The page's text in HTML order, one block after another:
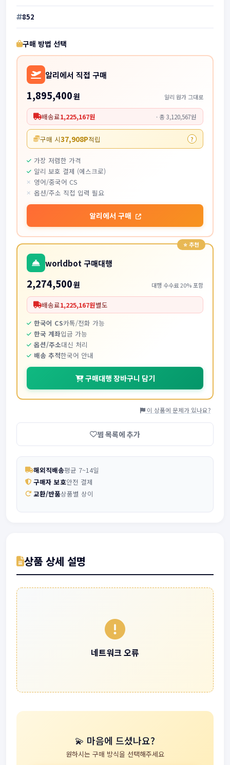
852
구매 방법 선택
알리에서 직접 구매
1,895,400원 알리 원가 그대로
배송료1,225,167원 · 총 3,120,567원
구매 시37,908P적립 ?
가장 저렴한 가격
알리 보호 결제 (에스크로)
영어/중국어 CS
옵션/주소 직접 입력 필요
알리에서 구매
worldbot 구매대행
2,274,500원 대행 수수료 20% 포함
배송료1,225,167원별도
한국어 CS카톡/전화 가능
한국 계좌입금 가능
옵션/주소대신 처리
배송 추적한국어 안내
구매대행 장바구니 담기
이 상품에 문제가 있나요?
찜 목록에 추가
해외직배송평균 7~14일
구매자 보호안전 결제
교환/반품상품별 상이
상품 상세 설명
네트워크 오류
💫 마음에 드셨나요?
원하시는 구매 방식을 선택해주세요